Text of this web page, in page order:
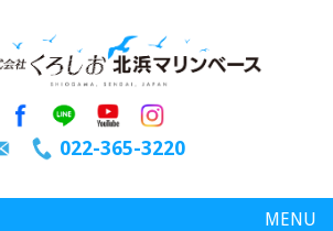
022-365-3220
MENU